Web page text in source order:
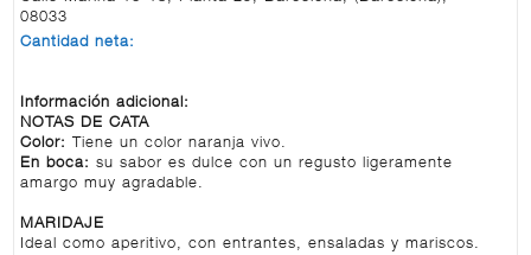
08033
Cantidad neta:
Información adicional:
NOTAS DE CATA
Color:
Tiene un color naranja vivo.
En boca: su sabor es dulce con un regusto ligeramente
amargo muy agradable.
MARIDAJE
Ideal como aperitivo, con entrantes, ensaladas y mariscos.